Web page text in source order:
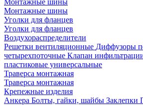
Монтажные шины
Монтажные шины
Уголки для фланцев
Уголки для фланцев
Воздухораспределители
Решетки вентиляционные Диффузоры
четырехпоточные Клапан
пластиковые универсальные
Траверса монтажная
Траверса монтажная
Крепежные изделия
Анкера Болты, гайки, шайбы Заклепки